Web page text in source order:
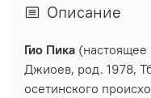
Описание
Гио Пика
Джиоев, род. 1978,
осетинского